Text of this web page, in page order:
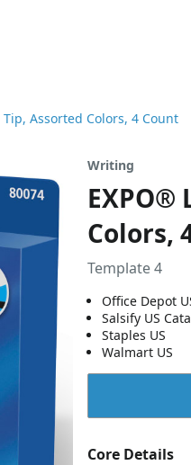
Assorted Colors, 4 Count
Writing
EXPO®
Colors,
Template 4
Office Depot
Salsify US
Staples US
Walmart US
Core Details